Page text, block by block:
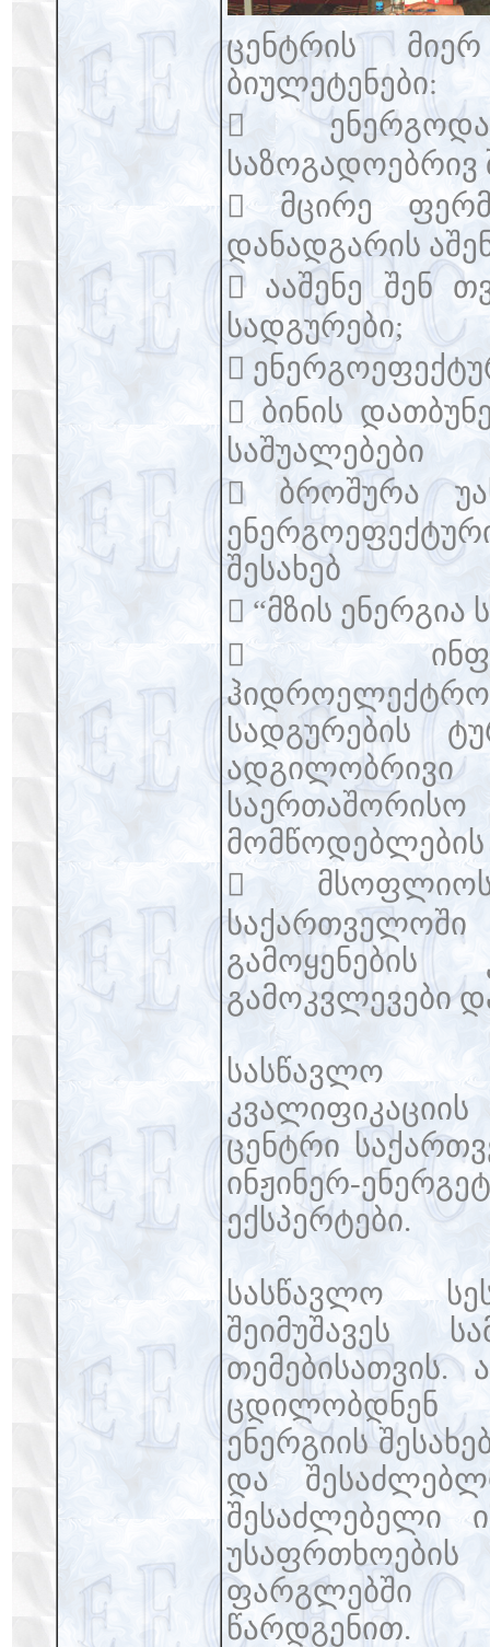
ცენტრის
ბიულეტენები:

საზოგადოებრივ
 მცირე
დანადგარის
 ააშენე შენ
სადგურები;

 ბინის
საშუალებები
 ბროშურა
შესახებ
 “მზის

ჰიდროელექტრო
სადგურების
საერთაშორისო
მომწოდებლების

გამოკვლევები
სასწავლო
ცენტრი
ინჟინერ-
ექსპერტები.
სასწავლო
შეიმუშავეს
თემებისათვის.
ცდილობდნენ
ენერგიის
და
შესაძლებელი
უსაფრთხოების
ფარგლებში
წარდგენით.